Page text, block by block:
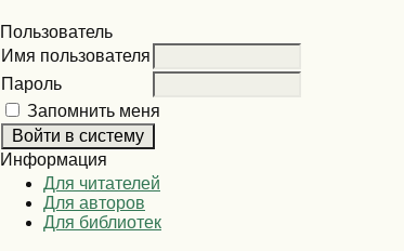
Пользователь
Имя пользователя
Пароль
Запомнить меня
Информация
Для читателей
Для авторов
Для библиотек